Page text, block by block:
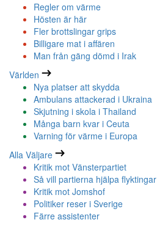
Regler om värme
Hösten är här
Fler brottslingar grips
Billigare mat i affären
Man från gäng dömd i Irak
Världen
Nya platser att skydda
Ambulans attackerad i Ukraina
Skjutning i skola i Thailand
Många barn kvar i Ceuta
Varning för värme i Europa
Alla Väljare
Kritik mot Vänsterpartiet
Så vill partierna hjälpa flyktingar
Kritik mot Jomshof
Politiker reser i Sverige
Färre assistenter